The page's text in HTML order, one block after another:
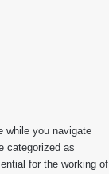
while you navigate
categorized as
for the working of